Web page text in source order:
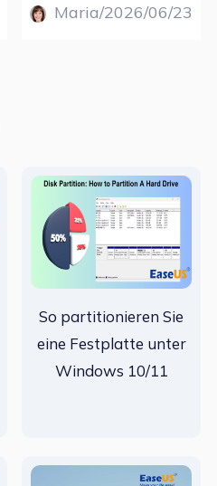
Maria/2026/06/23
So partitionieren Sie
eine Festplatte unter
Windows 10/11